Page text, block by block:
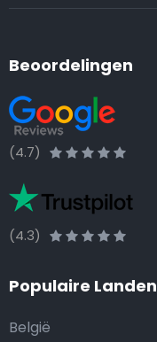
Beoordelingen
(4.7)
(4.3)
Populaire Landen
België